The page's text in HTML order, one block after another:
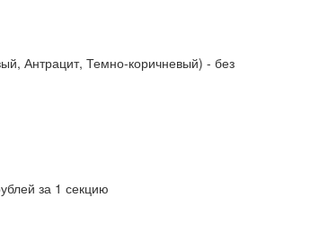
Антрацит, Темно-коричневый) - без
за 1 секцию